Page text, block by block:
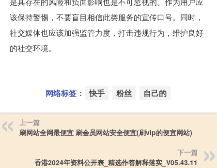
该保持警惕，不要盲目相信此类服务的宣传口号。同时，
社交媒体也应该加强监管力度，打击违规行为，维护良好
的社交环境。
网络标签： 快手 粉丝 自己的
上一篇
刷网站全网最便宜 刷会员网站安全便宜(刷vip的便宜网站)
下一篇
香港2024年资料公开表_精选作答解释落实_V05.43.11